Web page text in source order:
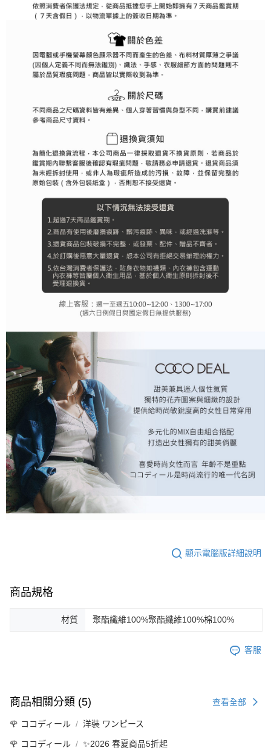
顯示電腦版詳細說明
商品規格
材質 聚酯纖維100%聚酯纖維100%棉100%
客服
商品相關分類 (5) 查看全部
🌹 ココディール 洋裝 ワンピース
🌹 ココディール ✨2026 春夏商品5折起